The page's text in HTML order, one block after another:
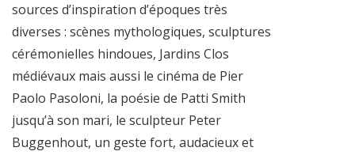
sources d’inspiration d’époques très
diverses : scènes mythologiques, sculptures
cérémonielles hindoues, Jardins Clos
médiévaux mais aussi le cinéma de Pier
Paolo Pasoloni, la poésie de Patti Smith
jusqu’à son mari, le sculpteur Peter
Buggenhout, un geste fort, audacieux et